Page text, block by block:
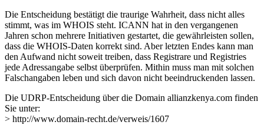
Die Entscheidung bestätigt die traurige Wahrheit, dass nicht alles
stimmt, was im WHOIS steht. ICANN hat in den vergangenen
Jahren schon mehrere Initiativen gestartet, die gewährleisten sollen,
dass die WHOIS-Daten korrekt sind. Aber letzten Endes kann man
den Aufwand nicht soweit treiben, dass Registrare und Registries
jede Adressangabe selbst überprüfen. Mithin muss man mit solchen
Falschangaben leben und sich davon nicht beeindruckenden lassen.
Die UDRP-Entscheidung über die Domain allianzkenya.com finden
Sie unter:
> http://www.domain-recht.de/verweis/1607